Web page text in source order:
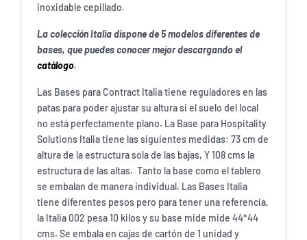
inoxidable cepillado.
La colección Italia dispone de 5 modelos diferentes de
bases, que puedes conocer mejor descargando el
catálogo.
Las Bases para Contract Italia tiene reguladores en las
patas para poder ajustar su altura si el suelo del local
no está perfectamente plano. La Base para Hospitality
Solutions Italia tiene las siguientes medidas: 73 cm de
altura de la estructura sola de las bajas, Y 108 cms la
estructura de las altas. Tanto la base como el tablero
se embalan de manera individual. Las Bases Italia
tiene diferentes pesos pero para tener una referencia,
la Italia 002 pesa 10 kilos y su base mide mide 44*44
cms. Se embala en cajas de cartón de 1 unidad y